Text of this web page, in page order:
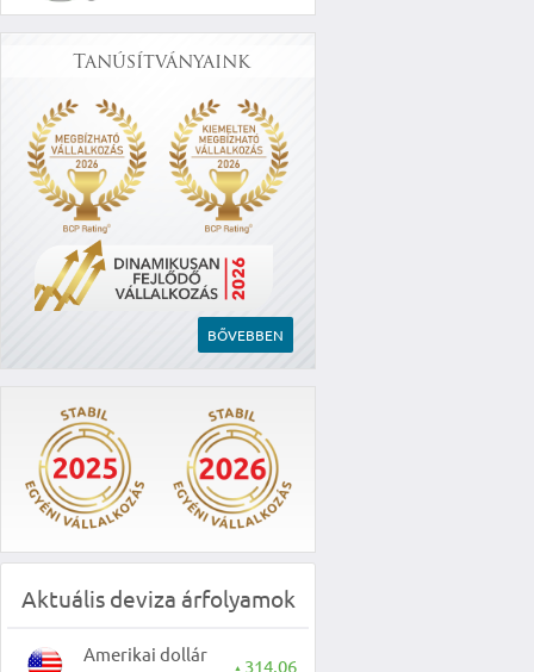
Tanúsítványaink
BŐVEBBEN
Aktuális deviza árfolyamok
Amerikai dollár
▲ 314,06